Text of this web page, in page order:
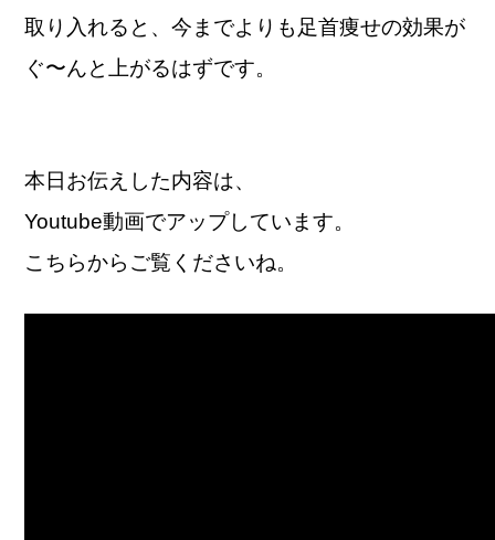
取り入れると、今までよりも足首痩せの効果が
ぐ〜んと上がるはずです。
本日お伝えした内容は、
Youtube動画でアップしています。
こちらからご覧くださいね。